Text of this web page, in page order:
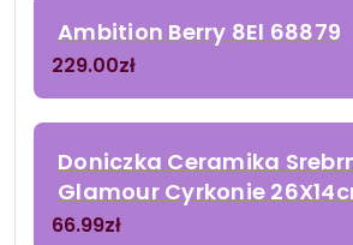
Ambition Berry 8El 68879
229.00zł
Doniczka Ceramika
Glamour Cyrkonie
66.99zł